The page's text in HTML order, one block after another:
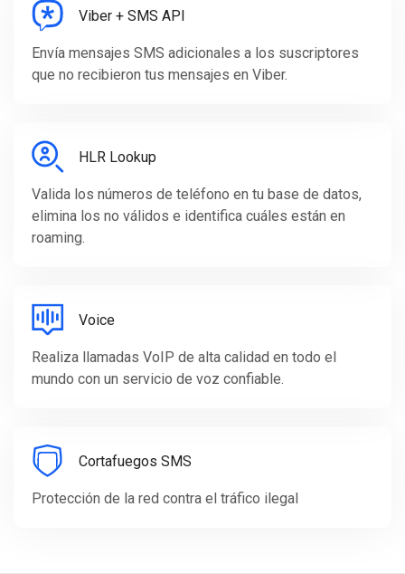
Viber + SMS API
Envía mensajes SMS adicionales a los suscriptores
que no recibieron tus mensajes en Viber.
HLR Lookup
Valida los números de teléfono en tu base de datos,
elimina los no válidos e identifica cuáles están en
roaming.
Voice
Realiza llamadas VoIP de alta calidad en todo el
mundo con un servicio de voz confiable.
Cortafuegos SMS
Protección de la red contra el tráfico ilegal